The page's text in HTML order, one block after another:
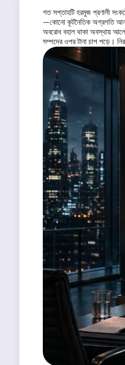
গত সপ্তাহটি হরমুজ প্রণালী
—কোনো কূটনৈতিক অগ্রগতি আনতে
অবরোধ বহাল থাকা অবস্থায়
সম্পদের ওপর টানা চাপ পড়ে।